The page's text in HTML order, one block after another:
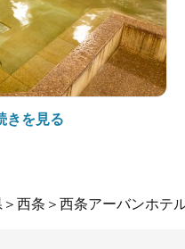
きを見る
＞ 西条 ＞ 西条アーバンホテ